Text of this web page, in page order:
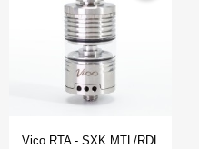
Anteprima
Vico RTA - SXK MTL/RDL